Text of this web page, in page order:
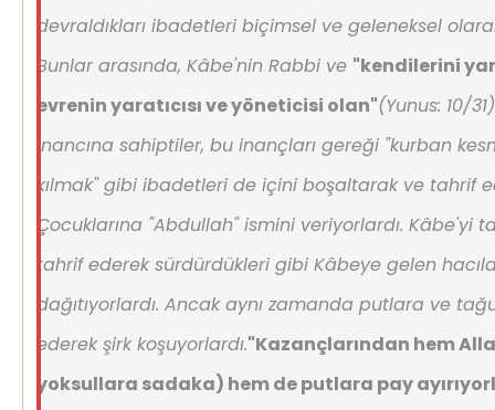
devraldıkları ibadetleri biçimsel ve geleneksel
Bunlar arasında, Kâbe'nin Rabbi ve "kendilerini
evrenin yaratıcısı ve yöneticisi olan"(Yunus: 10/
inancına sahiptiler, bu inançları gereği "kurban
kılmak" gibi ibadetleri de içini boşaltarak ve tahrif
Çocuklarına "Abdullah" ismini veriyorlardı.
tahrif ederek sürdürdükleri gibi Kâbeye gelen
dağıtıyorlardı. Ancak aynı zamanda putlara ve
ederek şirk koşuyorlardı."Kazançlarından hem
yoksullara sadaka) hem de putlara pay